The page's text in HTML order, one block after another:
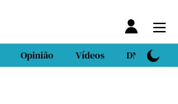
Opinião Vídeos DN Sport